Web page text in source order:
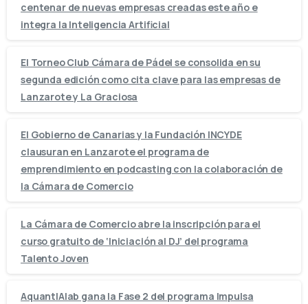
centenar de nuevas empresas creadas este año e
integra la Inteligencia Artificial
El Torneo Club Cámara de Pádel se consolida en su
segunda edición como cita clave para las empresas de
Lanzarote y La Graciosa
El Gobierno de Canarias y la Fundación INCYDE
clausuran en Lanzarote el programa de
emprendimiento en podcasting con la colaboración de
la Cámara de Comercio
La Cámara de Comercio abre la inscripción para el
curso gratuito de ‘Iniciación al DJ’ del programa
Talento Joven
AquantIAlab gana la Fase 2 del programa Impulsa